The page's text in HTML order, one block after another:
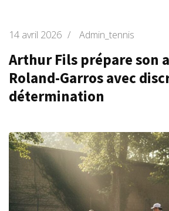
14 avril 2026 / Admin_tennis
Arthur Fils prépare son
Roland-Garros avec
détermination